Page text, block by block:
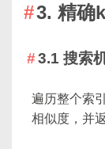
3. 精确
3.1 搜索
遍历整个索
相似度，并